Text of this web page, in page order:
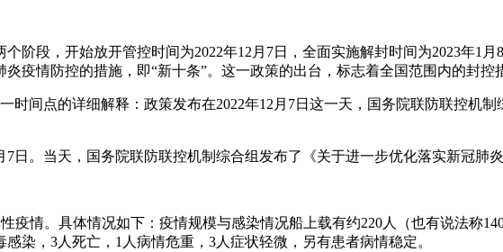
阶段，开始放开管控时间为2022年12月7日，全面实施解封时间为2023年1
疫情防控的措施，即“新十条”。这一政策的出台，标志着全国范围内的封控
时间点的详细解释：政策发布在2022年12月7日这一天，国务院联防联控机
日。当天，国务院联防联控机制综合组发布了《关于进一步优化落实新冠肺
疫情。具体情况如下：疫情规模与感染情况船上载有约220人（也有说法称
染，3人死亡，1人病情危重，3人症状轻微，另有患者病情稳定。